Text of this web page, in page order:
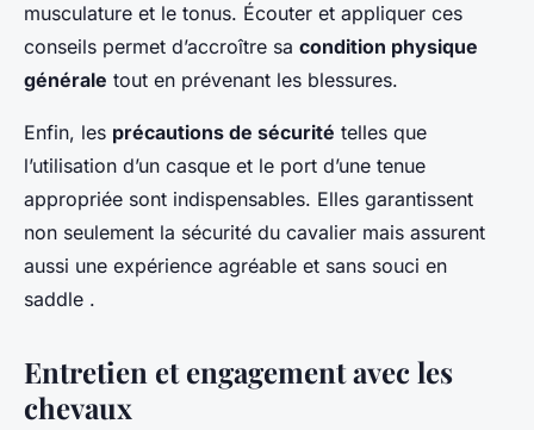
musculature et le tonus. Écouter et appliquer ces
conseils permet d’accroître sa condition physique
générale tout en prévenant les blessures.
Enfin, les précautions de sécurité telles que
l’utilisation d’un casque et le port d’une tenue
appropriée sont indispensables. Elles garantissent
non seulement la sécurité du cavalier mais assurent
aussi une expérience agréable et sans souci en
saddle .
Entretien et engagement avec les
chevaux